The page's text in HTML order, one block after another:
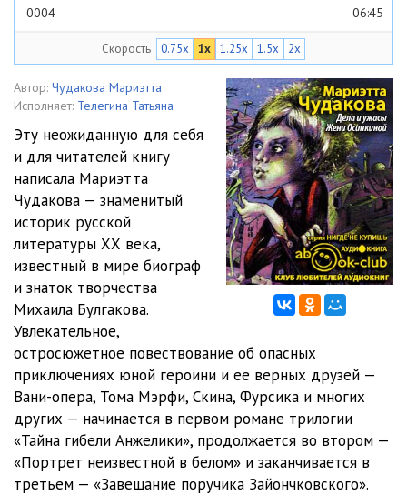
0004 06:45
0006 07:43
04:20
0008 07:11
0009 06:50
0010 14:08
0011 11:00
0012
0013
0014 20:10
0015
0016 17:53
0017 05:31
Скорость 0.75x 1x 1.25x 1.5x 2x
Автор: Чудакова Мариэтта
Исполняет: Телегина Татьяна
Эту неожиданную для себя
и для читателей книгу
написала Мариэтта
Чудакова — знаменитый
историк русской
литературы ХХ века,
известный в мире биограф
и знаток творчества
Михаила Булгакова.
Увлекательное,
остросюжетное повествование об опасных
приключениях юной героини и ее верных друзей —
Вани-опера, Тома Мэрфи, Скина, Фурсика и многих
других — начинается в первом романе трилогии
«Тайна гибели Анжелики», продолжается во втором —
«Портрет неизвестной в белом» и заканчивается в
третьем — «Завещание поручика Зайончковского».